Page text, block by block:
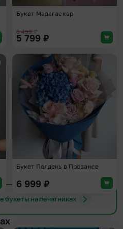
Букет Мадагаскар
6 499₽
5 799 ₽
Добавить в избранное
Букет Полдень в Провансе
6 999 ₽
букеты на печатниках